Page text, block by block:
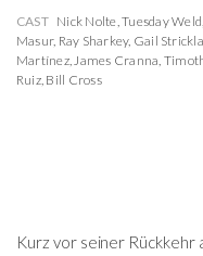
CAST Nick Nolte,Tuesday Weld,
Masur, Ray Sharkey, Gail
Martínez,James Cranna,
Ruiz, Bill Cross
Kurz vor seiner Rückkehr